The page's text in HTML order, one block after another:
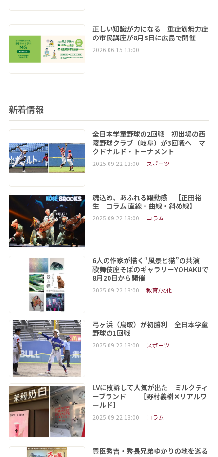
正しい知識が力になる 重症筋無力症
の市民講座が8月8日に広島で開催
2026.06.15 13:00
新着情報
全日本学童野球の2回戦 初出場の西
陵野球クラブ（岐阜）が3回戦へ マ
クドナルド・トーナメント
2025.09.22 13:00 スポーツ
魂込め、あふれる躍動感 【正田裕
生 コラム 直線・曲線・斜め線】
2025.09.22 13:00 コラム
6人の作家が描く“風景と猫”の共演
歌舞伎座そばのギャラリーYOHAKUで
8月20日から開催
2025.09.22 13:00 教育/文化
弓ヶ浜（鳥取）が初勝利 全日本学童
野球の1回戦
2025.09.22 13:00 スポーツ
LVに敗訴して人気が出た ミルクティ
ーブランド 【野村義樹✕リアルワ
ールド】
2025.09.22 13:00 コラム
豊臣秀吉・秀長兄弟ゆかりの地を巡る